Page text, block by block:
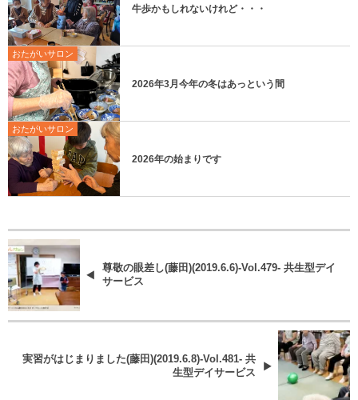
牛歩かもしれないけれど・・・
おたがいサロン
2026年3月今年の冬はあっという間
おたがいサロン
2026年の始まりです
尊敬の眼差し(藤田)(2019.6.6)-Vol.479- 共生型デイ
サービス
実習がはじまりました(藤田)(2019.6.8)-Vol.481- 共
生型デイサービス